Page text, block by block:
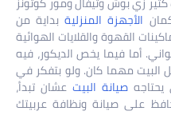
الأجهزة المنزلية بداية من
القهوة والقلايات الهوائية
أما فيما يخص الديكور، فيه
مهما كان. ولو بتفكر في
صيانة البيت عشان تبدأ،
على صيانة ونظافة عربيتك